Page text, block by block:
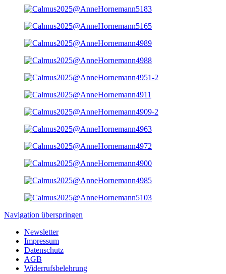
Navigation überspringen
Newsletter
Impressum
Datenschutz
AGB
Widerrufsbelehrung